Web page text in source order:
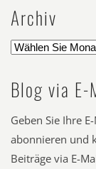
Archiv
Blog via E-
Geben Sie Ihre
abonnieren und
Beiträge via E-